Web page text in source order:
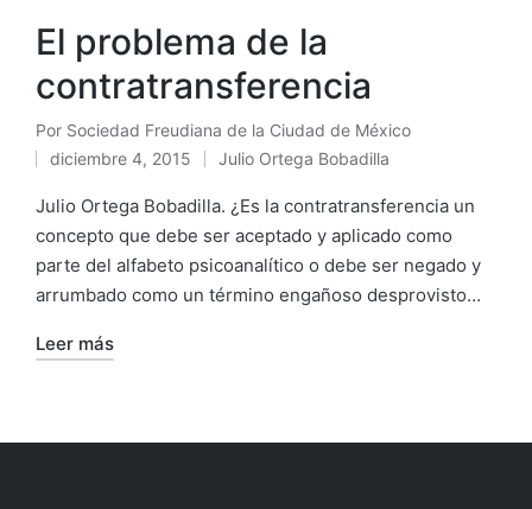
El problema de la
contratransferencia
Publicado
por
Por Sociedad Freudiana de la Ciudad de México
diciembre 4, 2015
Publicado
en
Julio Ortega Bobadilla
Julio Ortega Bobadilla. ¿Es la contratransferencia un
concepto que debe ser aceptado y aplicado como
parte del alfabeto psicoanalítico o debe ser negado y
arrumbado como un término engañoso desprovisto…
Leer más